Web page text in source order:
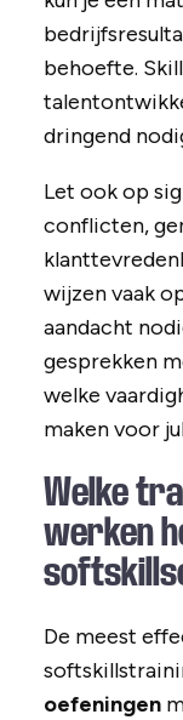
behoefte.
dringend
Let ook op
conflicten,
wijzen vaak
aandacht
gesprekken
welke
maken voor
Welke
werken
De meest
oefeningen